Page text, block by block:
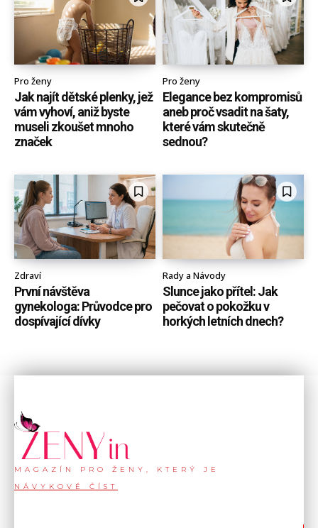
Pro ženy
Jak najít dětské plenky, jež
vám vyhoví, aniž byste
museli zkoušet mnoho
značek
Pro ženy
Elegance bez kompromisů
aneb proč vsadit na šaty,
které vám skutečně
sednou?
Zdraví
První návštěva
gynekologa: Průvodce pro
dospívající dívky
Rady a Návody
Slunce jako přítel: Jak
pečovat o pokožku v
horkých letních dnech?
MAGAZÍN PRO ŽENY, KTERÝ JE
NÁVYKOVÉ ČÍST